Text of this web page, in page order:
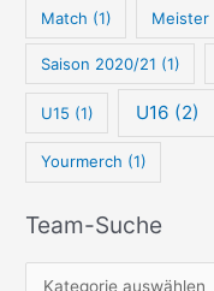
Match (1) Meister
Saison 2020/21 (1)
U15 (1) U16 (2)
Yourmerch (1)
Team-Suche